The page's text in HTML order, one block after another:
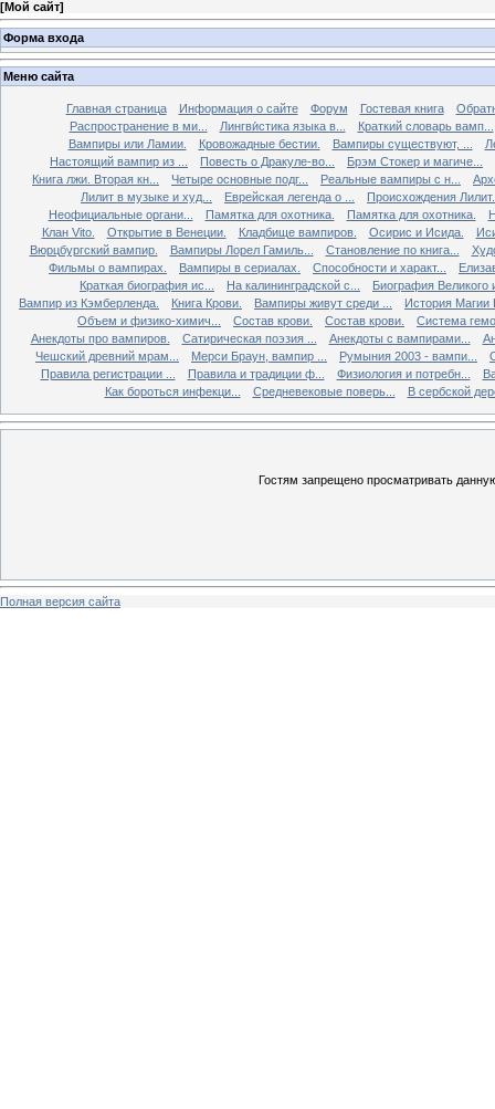
[Мой сайт]
Форма входа
Меню сайта
Главная страница Информация о сайте Форум Гостевая книга
Распространение в ми...
Лингви́стика языка в...
Краткий словарь вамп...
Вампиры или Ламии.
Кровожадные бестии. Вампиры существуют, ...
Настоящий вампир из ...
Повесть о Дракуле-во...
Брэм Стокер и магиче...
Книга лжи. Втоpая кн...
Четыре основные подг... Реальные вампиры с н...
Лилит в музыке и худ...
Еврейская легенда о ...
Происхождения Лилит.
Неофициальные органи...
Памятка для охотника. Памятка для охотника.
Клан Vito.
Открытие в Венеции. Кладбище вампиров. Осирис и Исида.
Вюрцбургский вампир.
Вампиры Лорел Гамиль... Становление по книга...
Фильмы о вампирах.
Вампиры в сериалах. Способности и характ...
Краткая биография ис...
На калининградской с...
Биография Великого
Вампир из Кэмберленда.
Книга Крови. Вампиры живут среди ...
История Магии
Объем и физико-химич...
Состав крови. Состав крови.
Система
Анекдоты про вампиров.
Сатирическая поэзия ... Анекдоты с вампирами...
Чешский древний мрам...
Мерси Браун, вампир ... Румыния 2003 - вампи...
Правила регистрации ...
Правила и традиции ф... Физиология и потребн...
Как бороться инфекци...
Средневековые поверь... В сербской
Гостям запрещено просматривать
Полная версия сайта